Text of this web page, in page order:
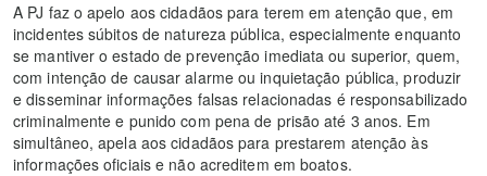
A PJ faz o apelo aos cidadãos para terem em atenção que, em
incidentes súbitos de natureza pública, especialmente enquanto
se mantiver o estado de prevenção imediata ou superior, quem,
com intenção de causar alarme ou inquietação pública, produzir
e disseminar informações falsas relacionadas é responsabilizado
criminalmente e punido com pena de prisão até 3 anos. Em
simultâneo, apela aos cidadãos para prestarem atenção às
informações oficiais e não acreditem em boatos.